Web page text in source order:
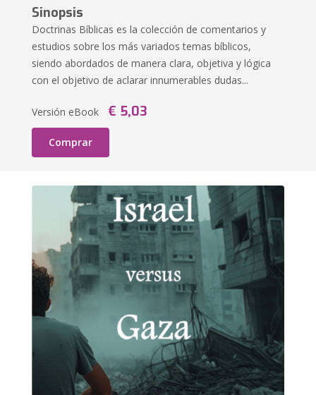
Sinopsis
Doctrinas Bíblicas es la colección de comentarios y
estudios sobre los más variados temas bíblicos,
siendo abordados de manera clara, objetiva y lógica
con el objetivo de aclarar innumerables dudas...
Versión eBook € 5,03
Comprar